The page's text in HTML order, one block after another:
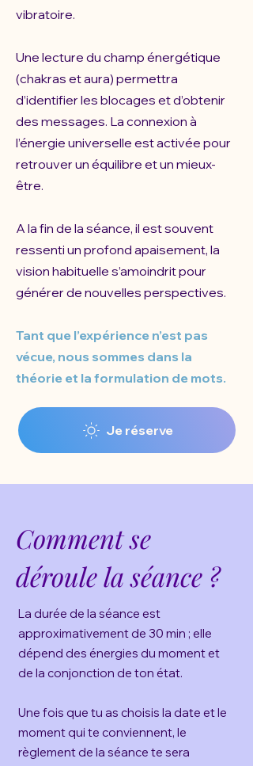
vibratoire.
Une lecture du champ énergétique
(chakras et aura) permettra
d’identifier les blocages et d’obtenir
des messages. La connexion à
l’énergie universelle est activée pour
retrouver un équilibre et un mieux-
être.
A la fin de la séance, il est souvent
ressenti un profond apaisement, la
vision habituelle s’amoindrit pour
générer de nouvelles perspectives.
Tant que l’expérience n’est pas
vécue, nous sommes dans la
théorie et la formulation de mots.
Je réserve
Comment se
déroule la séance ?
La durée de la séance est
approximativement de 30 min ; elle
dépend des énergies du moment et
de la conjonction de ton état.
Une fois que tu as choisis la date et le
moment qui te conviennent, le
règlement de la séance te sera